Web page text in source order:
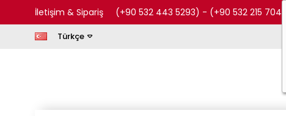
İletişim & Sipariş (+90 532 443 5293) - (+90 532 215 7048)
Türkçe